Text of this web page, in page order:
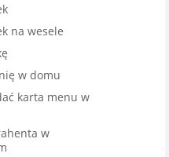
na wesele
w domu
karta menu w
w